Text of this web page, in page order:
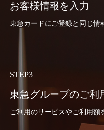
お客様情報を入力
東急カードにご登録と同じ情
STEP3
東急グループのご利
ご利用のサービスやご利用額